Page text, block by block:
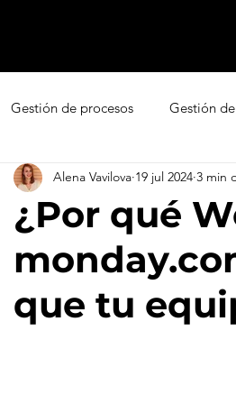
Gestión de procesos Gestión
Smartsheet Resource
Liderazgo Freshsales
de leads Marketing Help
¿Por qué
que tu
Alena Vavilova 19 jul 2024 3 min